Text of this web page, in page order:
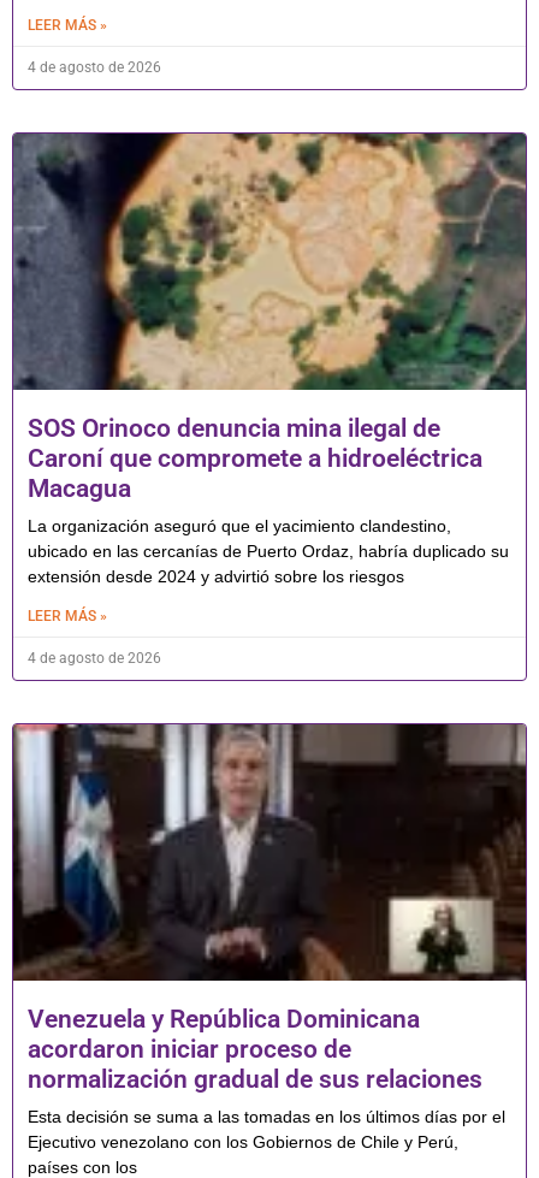
LEER MÁS »
4 de agosto de 2026
SOS Orinoco denuncia mina ilegal de
Caroní que compromete a hidroeléctrica
Macagua
La organización aseguró que el yacimiento clandestino,
ubicado en las cercanías de Puerto Ordaz, habría duplicado su
extensión desde 2024 y advirtió sobre los riesgos
LEER MÁS »
4 de agosto de 2026
Venezuela y República Dominicana
acordaron iniciar proceso de
normalización gradual de sus relaciones
Esta decisión se suma a las tomadas en los últimos días por el
Ejecutivo venezolano con los Gobiernos de Chile y Perú,
países con los